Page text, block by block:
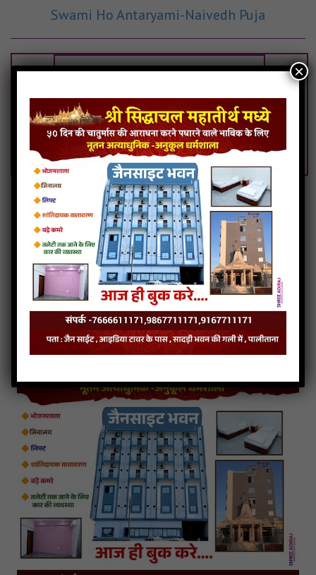
Swami Ho Antaryami-Naivedh Puja
Giriraj Vandi Vinvu Mujh Paap Neh Tu Nivarje
×